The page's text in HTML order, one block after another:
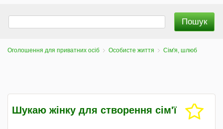
Оголошення для приватних осіб Особисте життя Сім'я, шлюб
Шукаю жінку для створення сім'ї